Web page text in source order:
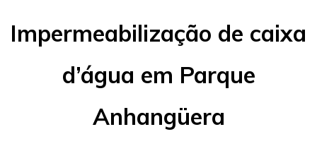
Impermeabilização de caixa
d’água em Parque
Anhangüera